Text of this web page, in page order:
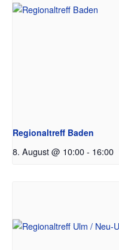
Regionaltreff Baden
8. August @ 10:00- 16:00